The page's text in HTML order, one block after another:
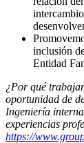
inclusión
Entidad
¿Por qué
oportunidad de
Ingeniería
experiencias
https://